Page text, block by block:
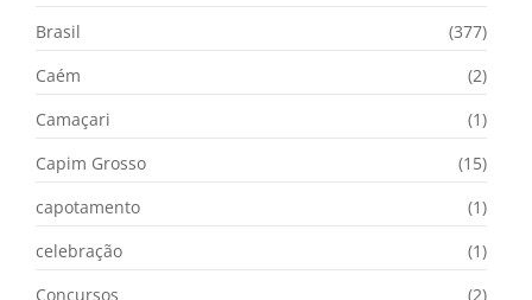
Brasil
(377)
Caém
(2)
Camaçari
(1)
Capim Grosso
(15)
capotamento
(1)
celebração
(1)
Concursos
(2)